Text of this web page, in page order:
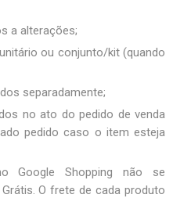
a alterações;
ou conjunto/kit (quando
separadamente;
no ato do pedido de venda
pedido caso o item esteja
Google Shopping não se
O frete de cada produto